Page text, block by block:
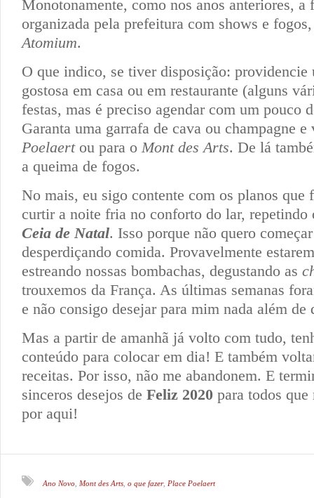
Monotonamente, como nos anos anteriores, a
organizada pela prefeitura com shows e
Atomium.
O que indico, se tiver disposição: providencie
gostosa em casa ou em restaurante (alguns
festas, mas é preciso agendar com um pouco
Garanta uma garrafa de cava ou champagne
Poelaertou para o Mont des Arts. De lá
a queima de fogos.
No mais, eu sigo contente com os planos que
curtir a noite fria no conforto do lar,
Ceia de Natal. Isso porque não quero
desperdiçando comida. Provavelmente
estreando nossas bombachas, degustando as
trouxemos da França. As últimas semanas
e não consigo desejar para mim nada além de
Mas a partir de amanhã já volto com tudo,
conteúdo para colocar em dia! E também
receitas. Por isso, não me abandonem. E
sinceros desejos de Feliz 2020 para todos que
por aqui!
Ano Novo Mont des Arts o que fazer, Place Poelaert